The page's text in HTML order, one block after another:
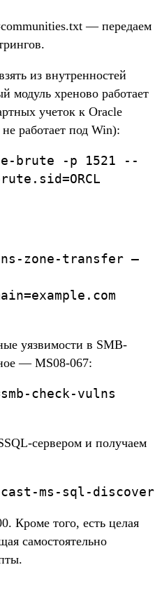
— передаем
из внутренностей
модуль хреново работает
учеток к Oracle
работает под Win):
brute -p 1521 --
zone-transfer –
уязвимости в SMB-
— MS08-067:
check-vulns
сервером и получаем
ms-sql-discover
Кроме того, есть целая
самостоятельно